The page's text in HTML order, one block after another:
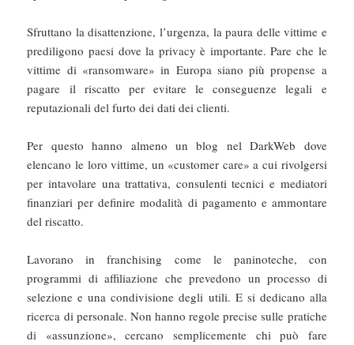
Sfruttano la disattenzione, l’urgenza, la paura delle vittime e
prediligono paesi dove la privacy è importante. Pare che le
vittime di «ransomware» in Europa siano più propense a
pagare il riscatto per evitare le conseguenze legali e
reputazionali del furto dei dati dei clienti.
Per questo hanno almeno un blog nel DarkWeb dove
elencano le loro vittime, un «customer care» a cui rivolgersi
per intavolare una trattativa, consulenti tecnici e mediatori
finanziari per definire modalità di pagamento e ammontare
del riscatto.
Lavorano in franchising come le paninoteche, con
programmi di affiliazione che prevedono un processo di
selezione e una condivisione degli utili. E si dedicano alla
ricerca di personale. Non hanno regole precise sulle pratiche
di «assunzione», cercano semplicemente chi può fare